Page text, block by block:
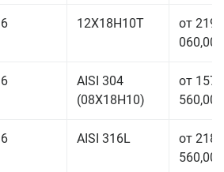
6 12Х18Н10Т
от 219
060,00
6
AISI 304
(08Х18Н10)
от 157
560,00
6 AISI 316L
от 218
560,00